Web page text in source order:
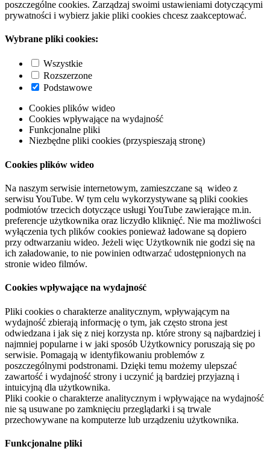
poszczególne cookies. Zarządzaj swoimi ustawieniami dotyczącymi
prywatności i wybierz jakie pliki cookies chcesz zaakceptować.
Wybrane pliki cookies:
Wszystkie
Rozszerzone
Podstawowe
Cookies plików wideo
Cookies wpływające na wydajność
Funkcjonalne pliki
Niezbędne pliki cookies (przyspieszają stronę)
Cookies plików wideo
Na naszym serwisie internetowym, zamieszczane są wideo z
serwisu YouTube. W tym celu wykorzystywane są pliki cookies
podmiotów trzecich dotyczące usługi YouTube zawierające m.in.
preferencje użytkownika oraz liczydło kliknięć. Nie ma możliwości
wyłączenia tych plików cookies ponieważ ładowane są dopiero
przy odtwarzaniu wideo. Jeżeli więc Użytkownik nie godzi się na
ich załadowanie, to nie powinien odtwarzać udostępnionych na
stronie wideo filmów.
Cookies wpływające na wydajność
Pliki cookies o charakterze analitycznym, wpływającym na
wydajność zbierają informację o tym, jak często strona jest
odwiedzana i jak się z niej korzysta np. które strony są najbardziej i
najmniej popularne i w jaki sposób Użytkownicy poruszają się po
serwisie. Pomagają w identyfikowaniu problemów z
poszczególnymi podstronami. Dzięki temu możemy ulepszać
zawartość i wydajność strony i uczynić ją bardziej przyjazną i
intuicyjną dla użytkownika.
Pliki cookie o charakterze analitycznym i wpływające na wydajność
nie są usuwane po zamknięciu przeglądarki i są trwale
przechowywane na komputerze lub urządzeniu użytkownika.
Funkcjonalne pliki